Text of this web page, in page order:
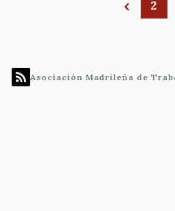
2
Asociación Madrileña de